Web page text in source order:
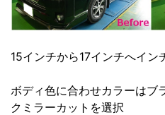
15インチから17インチへイン
ボディ色に合わせカラーはブ
クミラーカットを選択